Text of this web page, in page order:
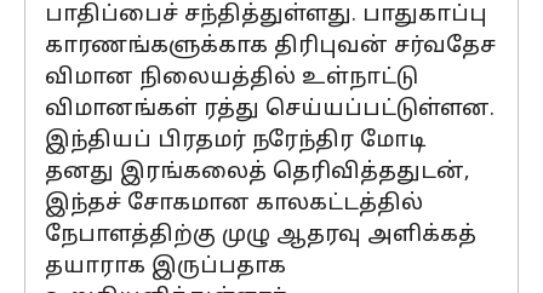
பாதிப்பைச் சந்தித்துள்ளது. பாதுகாப்பு
காரணங்களுக்காக திரிபுவன் சர்வதேச
விமான நிலையத்தில் உள்நாட்டு
விமானங்கள் ரத்து செய்யப்பட்டுள்ளன.
இந்தியப் பிரதமர் நரேந்திர மோடி
தனது இரங்கலைத் தெரிவித்ததுடன்,
இந்தச் சோகமான காலகட்டத்தில்
நேபாளத்திற்கு முழு ஆதரவு அளிக்கத்
தயாராக இருப்பதாக